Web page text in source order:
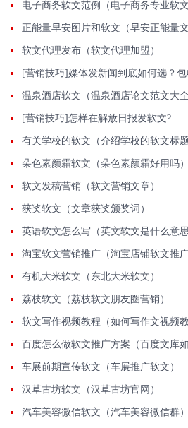
电子商务软文范例（电子商务专业软文
正能量早安图片和软文（早安正能量
软文代理发布（软文代理加盟）
温泉酒店软文（温泉酒店论文范文大全
[营销技巧]怎样在解放日报发软文?
有关学校的软文（介绍学校的软文标题
朵色素颜霜软文（朵色素颜霜好用吗）
软文发稿营销（软文营销文章）
获奖软文（文章获奖颁奖词）
英语软文怎么写（英文软文是什么意思
淘宝软文营销推广（淘宝店铺软文推广
有机大米软文（东北大米软文）
荔枝软文（荔枝软文朋友圈营销）
软文写作视频教程（如何写作文视频教
百度怎么做软文推广方案（百度文库
车展前期宣传软文（车展推广软文）
汉草古坊软文（汉草古坊官网）
汽车美容微信软文（汽车美容微信群）